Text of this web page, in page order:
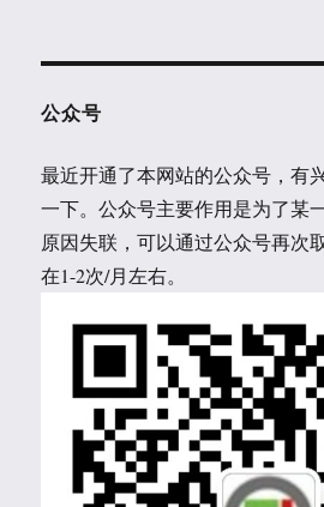
公众号
最近开通了本网站的公众号，有
一下。公众号主要作用是为了某
原因失联，可以通过公众号再次
在1-2次/月左右。